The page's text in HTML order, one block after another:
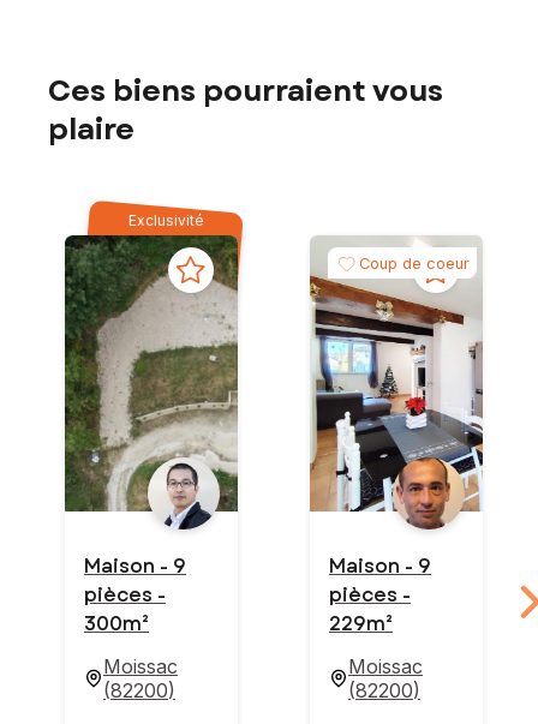
Ces biens pourraient vous
plaire
Exclusivité
Maison - 9
pièces -
300m²
Moissac
(82200)
Coup de coeur
Maison - 9
pièces -
229m²
Moissac
(82200)